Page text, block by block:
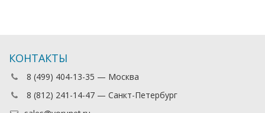
КОНТАКТЫ
8 (499) 404-13-35 — Москва
8 (812) 241-14-47 — Санкт-Петербург